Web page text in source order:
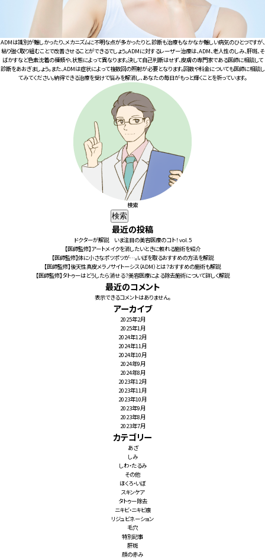
ADMは識別が難しかったり、メカニズムに不明な点が多かったりと、診断も治療もなかなか難しい病気のひとつですが、
粘り強く取り組むことで改善させることができるでしょう。ADMに対するレーザー治療は、ADM、老人性のしみ、肝斑、そ
ばかすなど色素沈着の種類や、状態によって異なります。決して自己判断はせず、皮膚の専門家である医師に相談して
診断をあおぎましょう。また、ADMは症状によって複数回の照射が必要となります。回数や料金についても医師に相談し
てみてください。納得できる治療を受けて悩みを解消し、あなたの毎日がもっと輝くことを祈っています。
検索
検索
最近の投稿
ドクターが解説 いま注目の美容医療のコト！ vol.5
【医師監修】アートメイクを消したいときに頼れる施術を紹介
【医師監修】体に小さなポツポツが…。いぼを取るおすすめの方法を解説
【医師監修】後天性真皮メラノサイトーシス（ADM）とは？おすすめの施術も解説
【医師監修】タトゥーはどうしたら消せる？美容医療による除去施術について詳しく解説
最近のコメント
表示できるコメントはありません。
アーカイブ
2025年2月
2025年1月
2024年12月
2024年11月
2024年10月
2024年9月
2024年8月
2023年12月
2023年11月
2023年10月
2023年9月
2023年8月
2023年7月
カテゴリー
あざ
しみ
しわ・たるみ
その他
ほくろ・いぼ
スキンケア
タトゥー除去
ニキビ・ニキビ痕
リジュビネーション
毛穴
特別記事
肝斑
顔の赤み